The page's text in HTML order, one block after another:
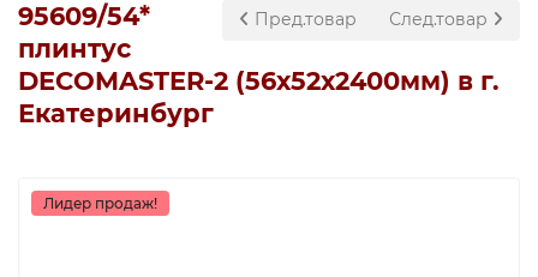
Пред.товар След.товар
95609/54*
плинтус
DECOMASTER-2 (56х52х2400мм) в г.
Екатеринбург
Лидер продаж!